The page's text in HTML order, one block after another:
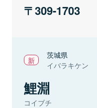
309-1703
茨城県
イバラキケン
鯉淵
コイブチ